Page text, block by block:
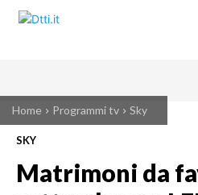
Home Programmi tv Sky
SKY
Matrimoni da